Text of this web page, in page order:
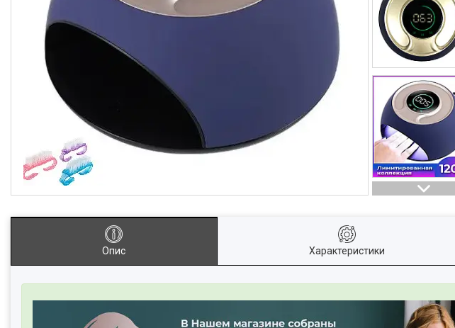
Опис Характеристики